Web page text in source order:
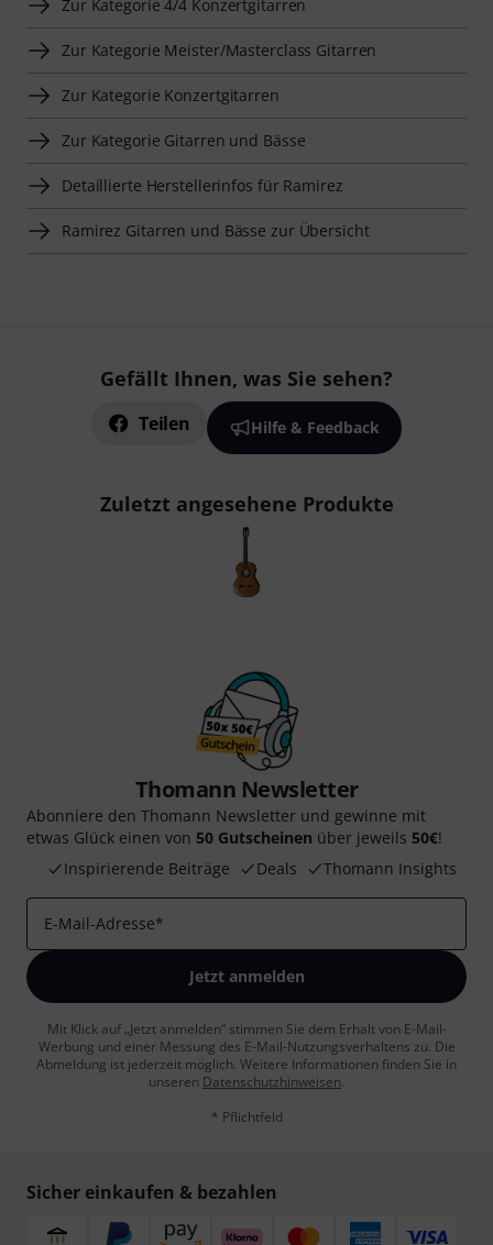
Zur Kategorie 4/4 Konzertgitarren
Zur Kategorie Meister/Masterclass Gitarren
Zur Kategorie Konzertgitarren
Zur Kategorie Gitarren und Bässe
Detaillierte Herstellerinfos für Ramirez
Ramirez Gitarren und Bässe zur Übersicht
Gefällt Ihnen, was Sie sehen?
Teilen Hilfe & Feedback
Zuletzt angesehene Produkte
Thomann Newsletter
Abonniere den Thomann Newsletter und gewinne mit
etwas Glück einen von 50 Gutscheinen über jeweils 50€!
Inspirierende Beiträge
Deals Thomann Insights
E-Mail-Adresse*
Jetzt anmelden
Mit Klick auf „Jetzt anmelden“ stimmen Sie dem Erhalt von E-Mail-
Werbung und einer Messung des E-Mail-Nutzungsverhaltens zu. Die
Abmeldung ist jederzeit möglich. Weitere Informationen finden Sie in
unseren Datenschutzhinweisen.
* Pflichtfeld
Sicher einkaufen & bezahlen